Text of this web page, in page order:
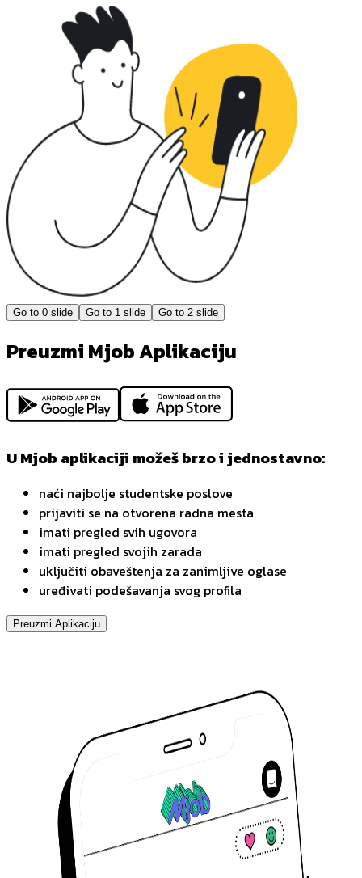
Go to 0 slide Go to 1 slide Go to 2 slide
Preuzmi Mjob Aplikaciju
U Mjob aplikaciji možeš brzo i jednostavno:
naći najbolje studentske poslove
prijaviti se na otvorena radna mesta
imati pregled svih ugovora
imati pregled svojih zarada
uključiti obaveštenja za zanimljive oglase
uređivati podešavanja svog profila
Preuzmi Aplikaciju